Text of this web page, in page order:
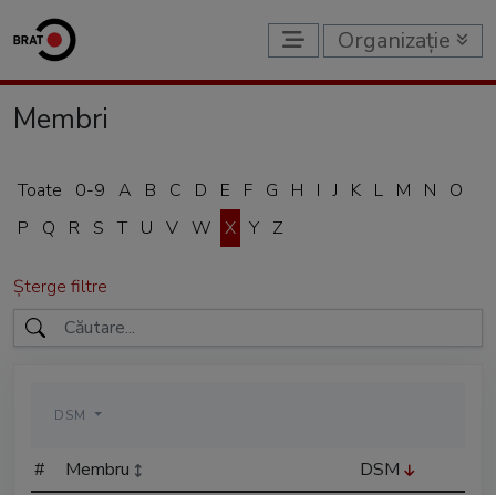
Organizație
Membri
Toate 0-9 A B C D E F G H I J K L M N
O
P
Q R S T U V W X Y Z
Șterge filtre
DSM
# Membru
DSM